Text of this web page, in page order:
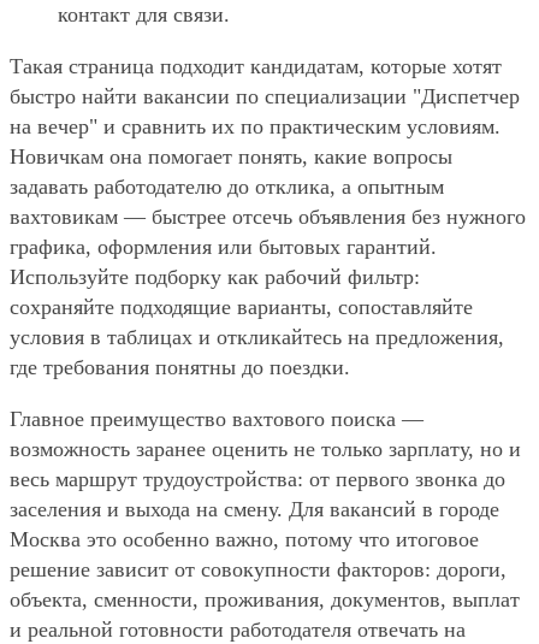
контакт для связи.
Такая страница подходит кандидатам, которые хотят
быстро найти вакансии по специализации "Диспетчер
на вечер" и сравнить их по практическим условиям.
Новичкам она помогает понять, какие вопросы
задавать работодателю до отклика, а опытным
вахтовикам — быстрее отсечь объявления без нужного
графика, оформления или бытовых гарантий.
Используйте подборку как рабочий фильтр:
сохраняйте подходящие варианты, сопоставляйте
условия в таблицах и откликайтесь на предложения,
где требования понятны до поездки.
Главное преимущество вахтового поиска —
возможность заранее оценить не только зарплату, но и
весь маршрут трудоустройства: от первого звонка до
заселения и выхода на смену. Для вакансий в городе
Москва это особенно важно, потому что итоговое
решение зависит от совокупности факторов: дороги,
объекта, сменности, проживания, документов, выплат
и реальной готовности работодателя отвечать на